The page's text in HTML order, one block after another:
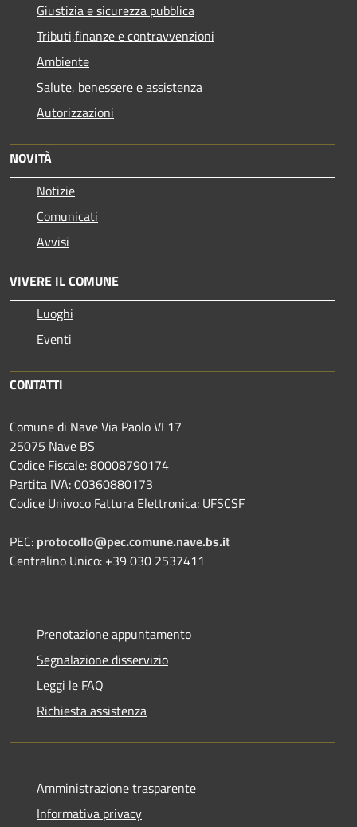
Giustizia e sicurezza pubblica
Tributi,finanze e contravvenzioni
Ambiente
Salute, benessere e assistenza
Autorizzazioni
NOVITÀ
Notizie
Comunicati
Avvisi
VIVERE IL COMUNE
Luoghi
Eventi
CONTATTI
Comune di Nave Via Paolo VI 17
25075 Nave BS
Codice Fiscale: 80008790174
Partita IVA: 00360880173
Codice Univoco Fattura Elettronica: UFSCSF
PEC: protocollo@pec.comune.nave.bs.it
Centralino Unico: +39 030 2537411
Prenotazione appuntamento
Segnalazione disservizio
Leggi le FAQ
Richiesta assistenza
Amministrazione trasparente
Informativa privacy